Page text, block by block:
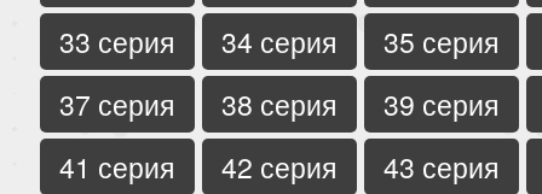
33 серия
34 серия
35 серия
37 серия
38 серия
39 серия
41 серия
42 серия
43 серия